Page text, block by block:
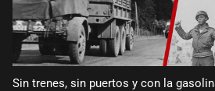
Sin trenes, sin puertos y con la